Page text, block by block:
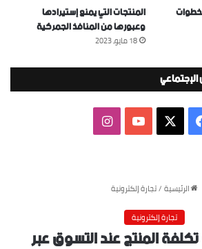
المنتجات التي يمنع إستيرادها
وعبورها من المنافذ الجمركية
18 مايو، 2023
فيسبوك ‫YouTubeانستقرام